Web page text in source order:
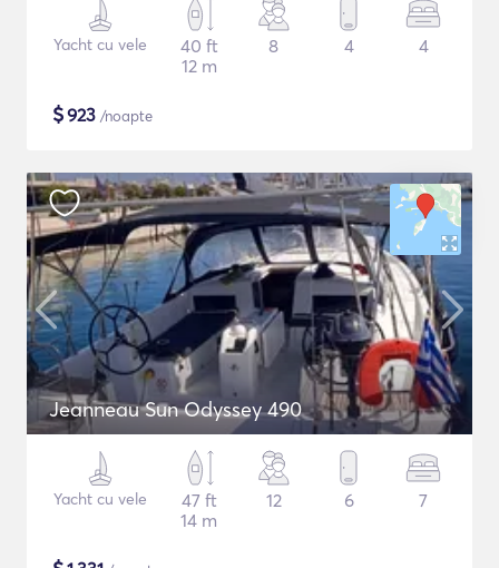
Yacht cu vele
40 ft
12 m
8 4 4
$923 /noapte
Jeanneau Sun Odyssey 490
Yacht cu vele
47 ft
14 m
12 6 7